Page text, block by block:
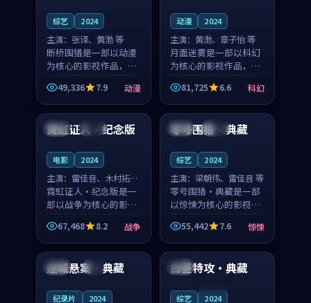
综艺 2024
主演： 张译、黄渤 等
断桥围猎是一部以动漫
为核心的影视作品，围
绕危机、反转与人物成
长展开，整体节奏紧
凑，值得推荐观看。
49,336 7.9 动漫
动漫 2024
主演： 黄渤、章子怡 等
月面迷雾是一部以科幻
为核心的影视作品，围
绕危机、反转与人物成
长展开，整体节奏紧
凑，值得推荐观看。
81,725 6.6 科幻
韩国 完结
霓虹证人·纪念版
电影 2024
主演： 雷佳音、木村拓哉
等
霓虹证人·纪念版是一
部以战争为核心的影视
作品，围绕危机、反转
与人物成长展开，整体
节奏紧凑，值得推荐观
看。
67,468 8.2 战争
日本 高分
零号围猎·典藏
综艺 2024
主演： 梁朝伟、雷佳音 等
零号围猎·典藏是一部
以惊悚为核心的影视作
品，围绕危机、反转与
人物成长展开，整体节
奏紧凑，值得推荐观
看。
55,442 7.6 惊悚
泰国 4K
迷城悬案·典藏
纪录片 2024
中国
白昼特攻·典藏
综艺 2024